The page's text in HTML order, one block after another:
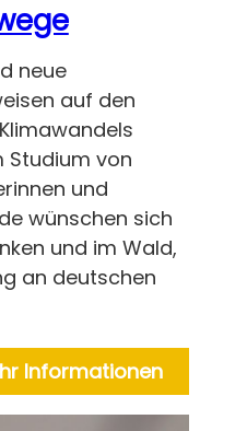
neue
auf den
Studium von
und
wünschen sich
und im Wald,
an deutschen
Informationen